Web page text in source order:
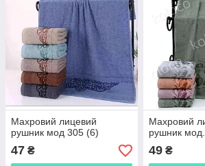
Махровий лицевий
рушник мод 305 (6)
47 ₴
Махровий
рушник
49₴